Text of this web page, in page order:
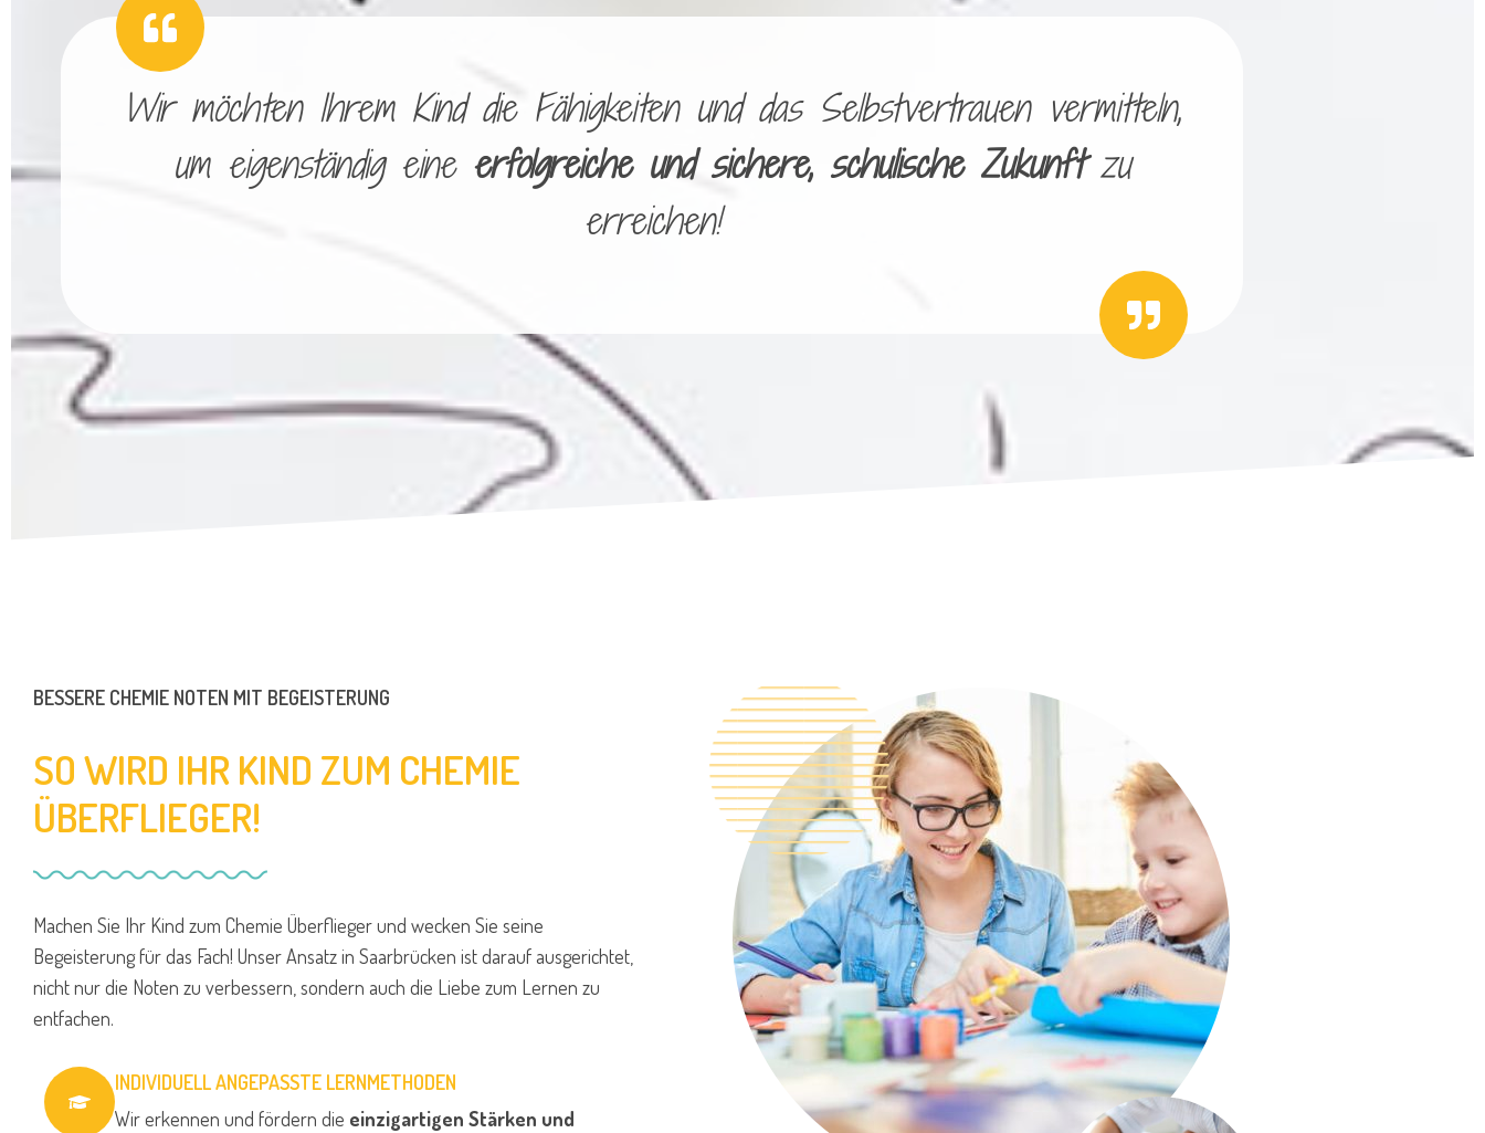
Wir möchten Ihrem Kind die Fähigkeiten und das Selbstvertrauen vermitteln,
um eigenständig eine erfolgreiche und sichere, schulische Zukunftzu
erreichen!
BESSERE CHEMIE NOTEN MIT BEGEISTERUNG
SO WIRD IHR KIND ZUM CHEMIE
ÜBERFLIEGER!
Machen Sie Ihr Kind zum Chemie Überflieger und wecken Sie seine
Begeisterung für das Fach! Unser Ansatz in Saarbrücken ist darauf ausgerichtet,
nicht nur die Noten zu verbessern, sondern auch die Liebe zum Lernen zu
entfachen.
INDIVIDUELL ANGEPASSTE LERNMETHODEN
Wir erkennen und fördern die einzigartigen Stärken und